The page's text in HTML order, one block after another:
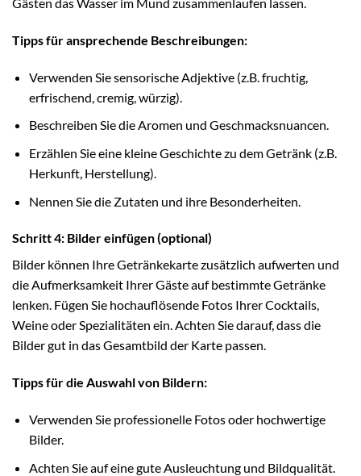
Tipps für ansprechende Beschreibungen:
Verwenden Sie sensorische Adjektive (z.B. fruchtig,
erfrischend, cremig, würzig).
Beschreiben Sie die Aromen und Geschmacksnuancen.
Erzählen Sie eine kleine Geschichte zu dem Getränk (z.B.
Herkunft, Herstellung).
Nennen Sie die Zutaten und ihre Besonderheiten.
Schritt 4: Bilder einfügen (optional)
Bilder können Ihre Getränkekarte zusätzlich aufwerten und
die Aufmerksamkeit Ihrer Gäste auf bestimmte Getränke
lenken. Fügen Sie hochauflösende Fotos Ihrer Cocktails,
Weine oder Spezialitäten ein. Achten Sie darauf, dass die
Bilder gut in das Gesamtbild der Karte passen.
Tipps für die Auswahl von Bildern:
Verwenden Sie professionelle Fotos oder hochwertige
Bilder.
Achten Sie auf eine gute Ausleuchtung und Bildqualität.